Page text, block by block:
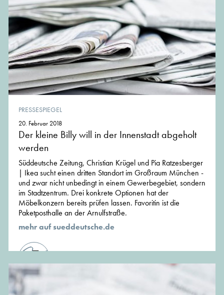
PRESSESPIEGEL
20. Februar 2018
Der kleine Billy will in der Innenstadt abgeholt
werden
Süddeutsche Zeitung, Christian Krügel und Pia Ratzesberger
| Ikea sucht einen dritten Standort im Großraum München -
und zwar nicht unbedingt in einem Gewerbegebiet, sondern
im Stadtzentrum. Drei konkrete Optionen hat der
Möbelkonzern bereits prüfen lassen. Favoritin ist die
Paketposthalle an der Arnulfstraße.
mehr auf sueddeutsche.de